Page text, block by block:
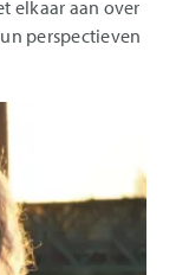
elkaar aan over
perspectieven